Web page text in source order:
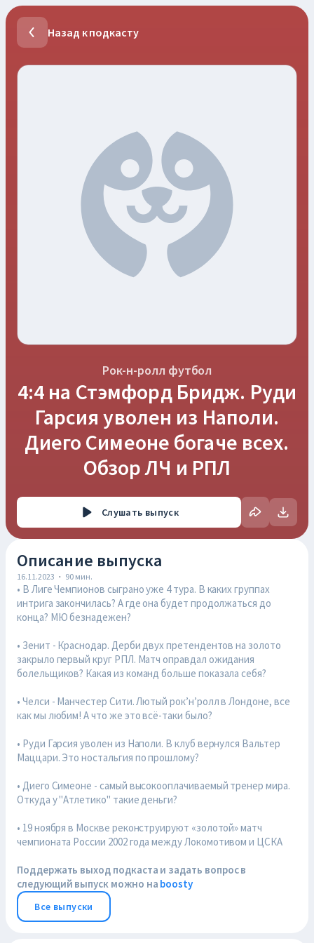
Назад к подкасту
Рок-н-ролл футбол
4:4 на Стэмфорд Бридж. Руди
Гарсия уволен из Наполи.
Диего Симеоне богаче всех.
Обзор ЛЧ и РПЛ
Слушать выпуск
Описание выпуска
16.11.2023 · 90 мин.
• В Лиге Чемпионов сыграно уже 4 тура. В каких группах
интрига закончилась? А где она будет продолжаться до
конца? МЮ безнадежен?
• Зенит - Краснодар. Дерби двух претендентов на золото
закрыло первый круг РПЛ. Матч оправдал ожидания
болельщиков? Какая из команд больше показала себя?
• Челси - Манчестер Сити. Лютый рок’н’ролл в Лондоне, все
как мы любим! А что же это всё-таки было?
• Руди Гарсия уволен из Наполи. В клуб вернулся Вальтер
Маццари. Это ностальгия по прошлому?
• Диего Симеоне - самый высокооплачиваемый тренер мира.
Откуда у "Атлетико" такие деньги?
• 19 ноября в Москве реконструируют «золотой» матч
чемпионата России 2002 года между Локомотивом и ЦСКА
Поддержать выход подкаста и задать вопрос в
следующий выпуск можно на boosty
Все выпуски